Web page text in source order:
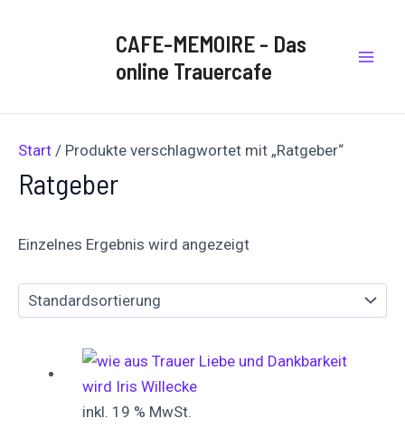
CAFE-MEMOIRE - Das
online Trauercafe
Start / Produkte verschlagwortet mit „Ratgeber“
Ratgeber
Einzelnes Ergebnis wird angezeigt
inkl. 19 % MwSt.